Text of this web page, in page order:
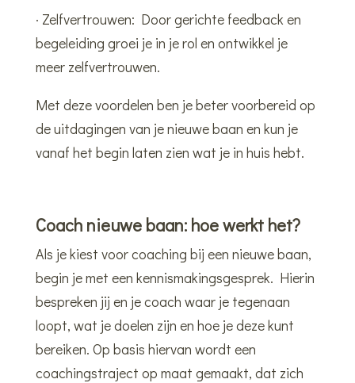
· Zelfvertrouwen: Door gerichte feedback en
begeleiding groei je in je rol en ontwikkel je
meer zelfvertrouwen.
Met deze voordelen ben je beter voorbereid op
de uitdagingen van je nieuwe baan en kun je
vanaf het begin laten zien wat je in huis hebt.
Coach nieuwe baan: hoe werkt het?
Als je kiest voor coaching bij een nieuwe baan,
begin je met een kennismakingsgesprek. Hierin
bespreken jij en je coach waar je tegenaan
loopt, wat je doelen zijn en hoe je deze kunt
bereiken. Op basis hiervan wordt een
coachingstraject op maat gemaakt, dat zich